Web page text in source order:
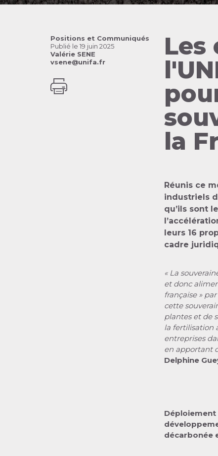
Positions et Communiqués
Publié le 19 juin 2025
Valérie SENE
vsene@unifa.fr
Les
la
Réunis ce
industriels
qu’ils sont
leurs 16
cadre
« La
et donc
française »
cette
plantes et de
la fertilisation
entreprises
en apportant
Delphine
décarbonée